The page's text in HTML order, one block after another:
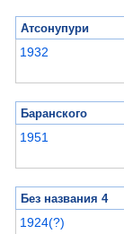
Атсонупури
1932
Баранского
1951
Без названия 4
1924(?)